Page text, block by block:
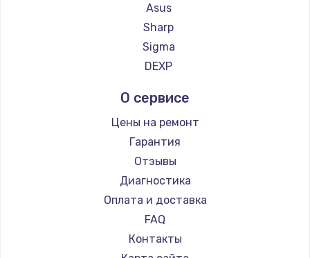
Asus
Sharp
Sigma
DEXP
О сервисе
Цены на ремонт
Гарантия
Отзывы
Диагностика
Оплата и доставка
FAQ
Контакты